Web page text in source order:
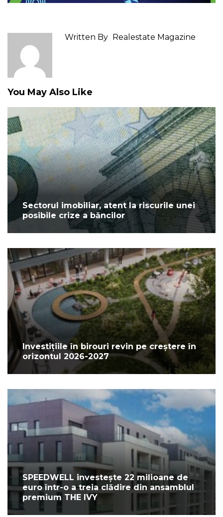
Written By Realestate Magazine
You May Also Like
Sectorul imobiliar, atent la riscurile unei
posibile crize a băncilor
Investițiile în birouri revin pe creștere în
orizontul 2026-2027
SPEEDWELL investește 22 milioane de
euro într-o a treia clădire din ansamblul
premium THE IVY